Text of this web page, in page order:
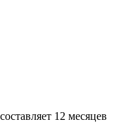
12 месяцев